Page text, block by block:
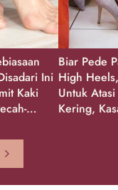
Ini
Kaki
Biar Pede
High
Untuk
Kering,